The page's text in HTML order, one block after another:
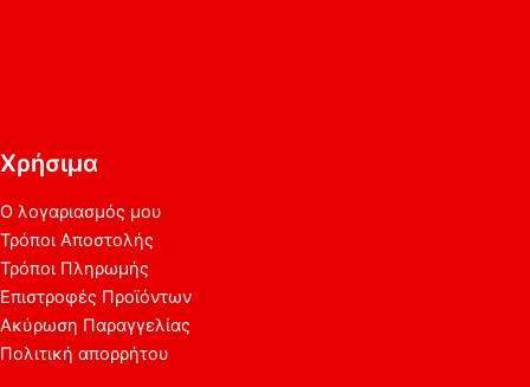
Χρήσιμα
Ο λογαριασμός μου
Τρόποι Αποστολής
Τρόποι Πληρωμής
Επιστροφές Προϊόντων
Ακύρωση Παραγγελίας
Πολιτική απορρήτου